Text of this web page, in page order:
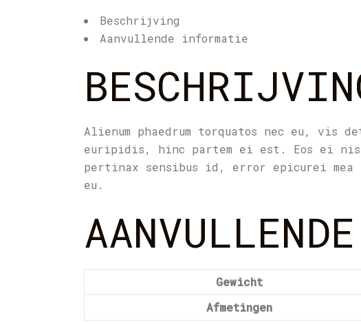
Beschrijving
Aanvullende informatie
Alienum phaedrum torquatos nec eu,
euripidis, hinc partem ei est. Eos ei
pertinax sensibus id, error epicurei
eu.
Gewicht
Afmetingen